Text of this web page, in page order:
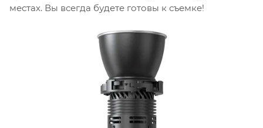
местах. Вы всегда будете готовы к съемке!